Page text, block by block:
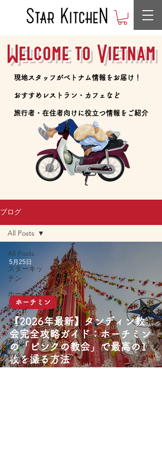
Welcome to Vietnam
​現地スタッフがベトナム情報をお届け！
​おすすめレストラン・カフェなど
​旅行者・在住者向けに役立つ情報をご紹介
ブログ
All Posts
スターキッ
チン
ホーチミン
ハノイ
ダナン
ホイアン
観光スポッ
ト・エリア
All Posts
【2026年最新】タンディン教
会完全攻略ガイド：ホーチミン
の「ピンクの教会」で最高の1
枚を撮る方法
ホーチミン
5月25日